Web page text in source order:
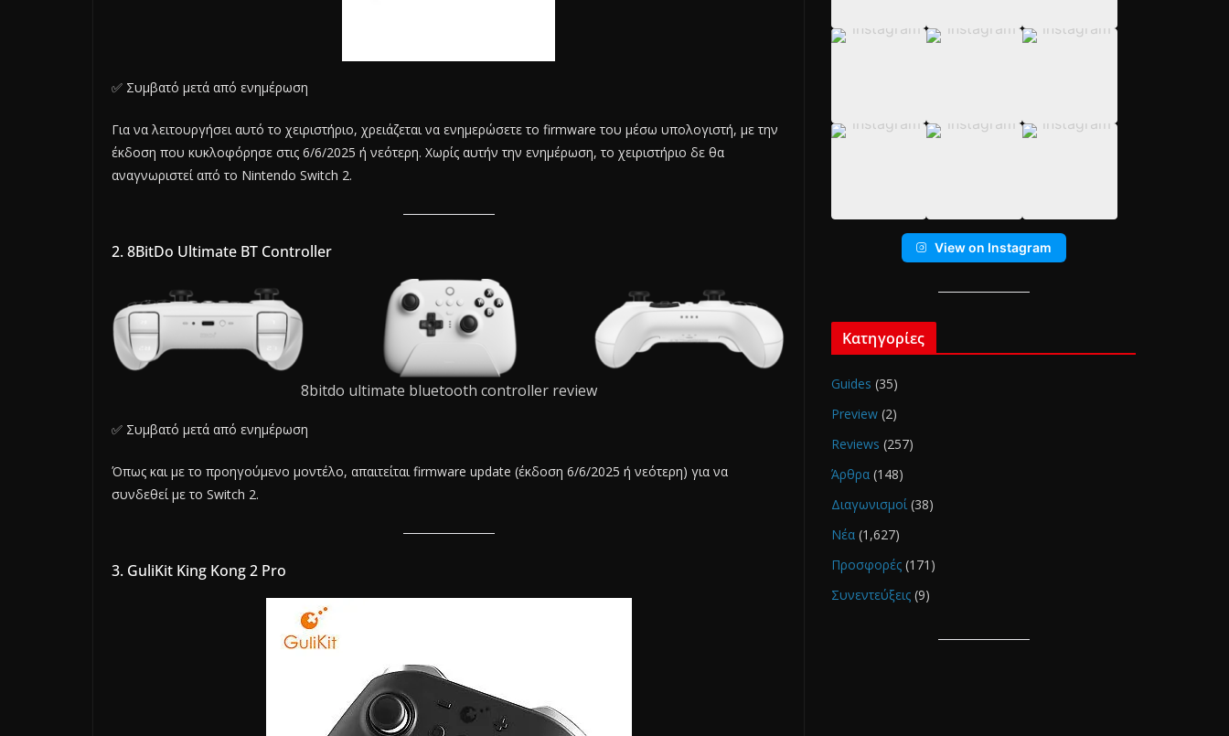
✅ Συμβατό μετά από ενημέρωση
Για να λειτουργήσει αυτό το χειριστήριο, χρειάζεται να ενημερώσετε το firmware του μέσω υπολογιστή, με την
έκδοση που κυκλοφόρησε στις 6/6/2025 ή νεότερη. Χωρίς αυτήν την ενημέρωση, το χειριστήριο δε θα
αναγνωριστεί από το Nintendo Switch 2.
2. 8BitDo Ultimate BT Controller
8bitdo ultimate bluetooth controller review
✅ Συμβατό μετά από ενημέρωση
Όπως και με το προηγούμενο μοντέλο, απαιτείται firmware update (έκδοση 6/6/2025 ή νεότερη) για να
συνδεθεί με το Switch 2.
3. GuliKit King Kong 2 Pro
View on Instagram
Κατηγορίες
Guides (35)
Preview (2)
Reviews (257)
Άρθρα (148)
Διαγωνισμοί (38)
Νέα (1,627)
Προσφορές (171)
Συνεντεύξεις (9)